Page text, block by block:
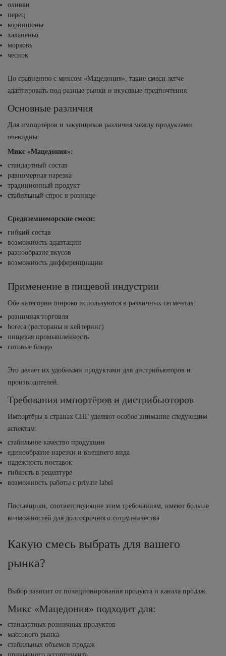
оливки
перец
корнишоны
халапеньо
морковь
чеснок
По сравнению с миксом «Мацедония», такие смеси легче
адаптировать под разные рынки и вкусовые предпочтения.
Основные различия
Для импортёров и закупщиков различия между продуктами
очевидны:
Микс «Мацедония»:
стандартный состав
равномерная нарезка
традиционный продукт
стабильный спрос в рознице
Средиземноморские смеси:
гибкий состав
возможность адаптации
разнообразие вкусов
возможность дифференциации
Применение в пищевой индустрии
Обе категории широко используются в различных сегментах:
розничная торговля
horeca (рестораны и кейтеринг)
пищевая промышленность
готовые блюда
Это делает их удобными продуктами для дистрибьюторов и
производителей.
Требования импортёров и дистрибьюторов
Импортёры в странах СНГ уделяют особое внимание следующим
аспектам:
стабильное качество продукции
единообразие нарезки и внешнего вида
надежность поставок
гибкость в рецептуре
возможность работы с private label
Поставщики, соответствующие этим требованиям, имеют больше
возможностей для долгосрочного сотрудничества.
Какую смесь выбрать для вашего
рынка?
Выбор зависит от позиционирования продукта и канала продаж.
Микс «Мацедония» подходит для:
стандартных розничных продуктов
массового рынка
стабильных объемов продаж
привычного ассортимента